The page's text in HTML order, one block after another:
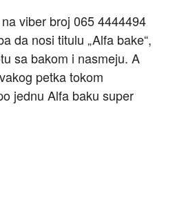
viber broj 065 4444494
da nosi titulu „Alfa bake“,
sa bakom i nasmeju. A
petka tokom
jednu Alfa baku super